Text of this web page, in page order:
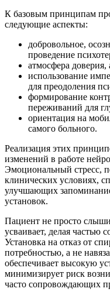
К базовым принципам
следующие аспекты:
добровольное,
проведение
атмосфера доверия,
использование
для преодоления
формирование
переживаний для
ориентация на
самого больного.
Реализация этих
изменений в работе
Эмоциональный стресс,
клинических условиях,
улучшающих
установок.
Пациент не просто
усваивает, делая частью
Установка на отказ от
потребностью, а не
обеспечивает высокую
минимизирует риск
часто сопровождающих